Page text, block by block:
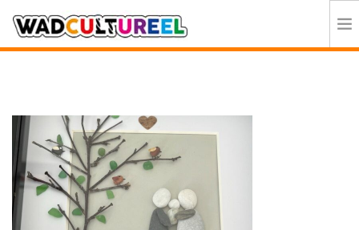
DEELNEMERS
DOE MEE
CONTACT
ORGANISATIE